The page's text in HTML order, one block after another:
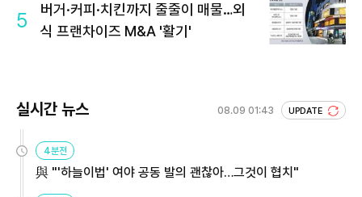
5
버거·커피·치킨까지 줄줄이 매물…외
식 프랜차이즈 M&A '활기'
실시간 뉴스 08.09 01:43 UPDATE
4분전
與 "'하늘이법' 여야 공동 발의 괜찮아…그것이 협치"